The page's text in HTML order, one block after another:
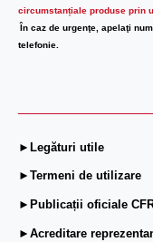
circumstanțiale produse prin
În caz de urgenţe, apelaţi
telefonie.
►Legături utile
►Termeni de utilizare
►Publicații oficiale
►Acreditare